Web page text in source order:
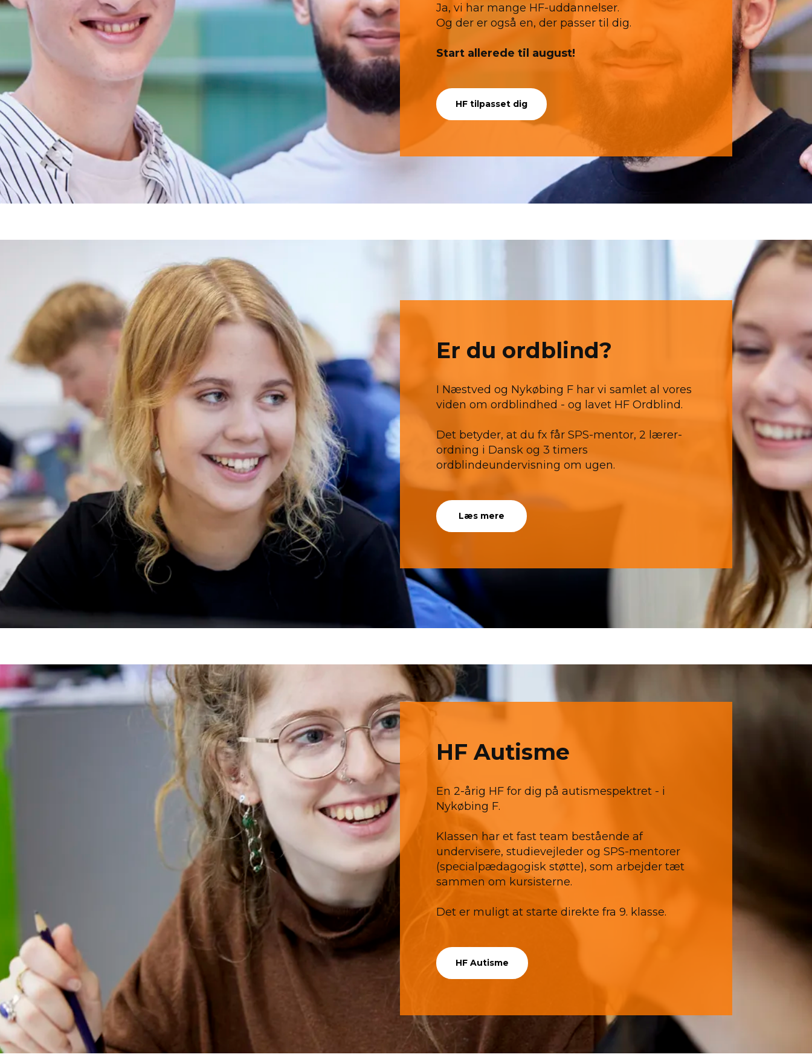
Ja, vi har mange HF-uddannelser.
Og der er også en, der passer til dig.
Start allerede til august!
HF tilpasset dig
Er du ordblind?
I Næstved og Nykøbing F har vi samlet al vores
viden om ordblindhed - og lavet HF Ordblind.
Det betyder, at du fx får SPS-mentor, 2 lærer-
ordning i Dansk og 3 timers
ordblindeundervisning om ugen.
Læs mere
HF Autisme
En 2-årig HF for dig på autismespektret - i
Nykøbing F.
Klassen har et fast team bestående af
undervisere, studievejleder og SPS-mentorer
(specialpædagogisk støtte), som arbejder tæt
sammen om kursisterne.
Det er muligt at starte direkte fra 9. klasse.
HF Autisme